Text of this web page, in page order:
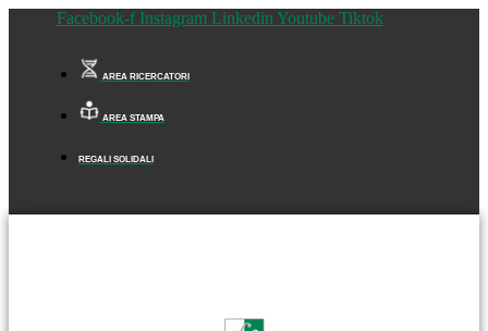
Facebook-f Instagram Linkedin Youtube Tiktok
AREA RICERCATORI
AREA STAMPA
REGALI SOLIDALI